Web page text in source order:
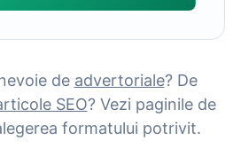
de advertoriale? De
SEO? Vezi paginile de
formatului potrivit.